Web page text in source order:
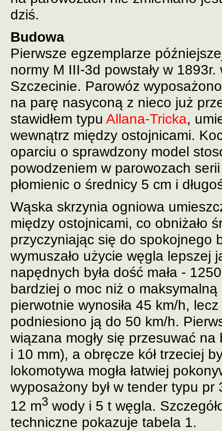
dziś.
Budowa
Pierwsze egzemplarze
normy M III-3d powstały w
Szczecinie. Parowóz
na parę nasyconą z nieco już
stawidłem typu Allana-Tricka,
wewnątrz między ostojnicami.
oparciu o sprawdzony model
powodzeniem w parowozach
płomienic o średnicy 5 cm i
Wąska skrzynia ogniowa
między ostojnicami, co obniżało
przyczyniając się do spokojnego
wymuszało użycie węgla lepszej
napędnych była dość mała -
bardziej o moc niż o
pierwotnie wynosiła 45 km/h,
podniesiono ją do 50 km/h.
wiązana mogły się przesuwać
i 10 mm), a obręcze kół trzeciej
lokomotywa mogła łatwiej
wyposażony był w tender typu pr
12 m3 wody i 5 t węgla.
techniczne pokazuje tabela 1.